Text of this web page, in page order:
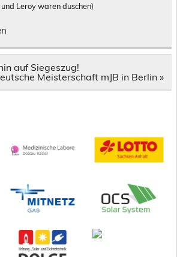
Leroy waren duschen)
auf Siegeszug!
Meisterschaft mJB in Berlin »